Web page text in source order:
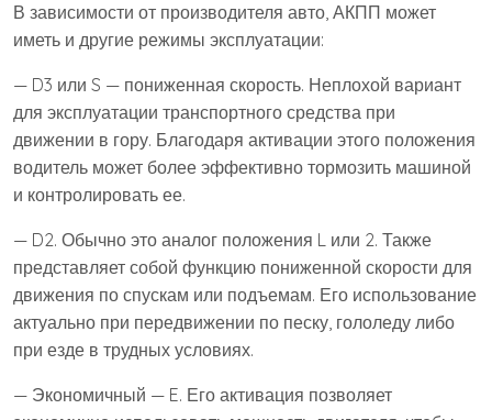
В зависимости от производителя авто, АКПП может
иметь и другие режимы эксплуатации:
— D3 или S — пониженная скорость. Неплохой вариант
для эксплуатации транспортного средства при
движении в гору. Благодаря активации этого положения
водитель может более эффективно тормозить машиной
и контролировать ее.
— D2. Обычно это аналог положения L или 2. Также
представляет собой функцию пониженной скорости для
движения по спускам или подъемам. Его использование
актуально при передвижении по песку, гололеду либо
при езде в трудных условиях.
— Экономичный — E. Его активация позволяет